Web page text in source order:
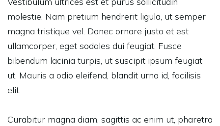
molestie. Nam pretium hendrerit ligula, ut semper
magna tristique vel. Donec ornare justo et est
ullamcorper, eget sodales dui feugiat. Fusce
bibendum lacinia turpis, ut suscipit ipsum feugiat
ut. Mauris a odio eleifend, blandit urna id, facilisis
elit.
Curabitur magna diam, sagittis ac enim ut, pharetra